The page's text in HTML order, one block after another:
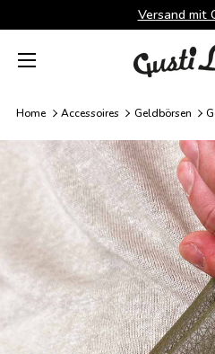
Direkt zum Inhalt
Versand mit
Menü
Home Accessoires Geldbörsen